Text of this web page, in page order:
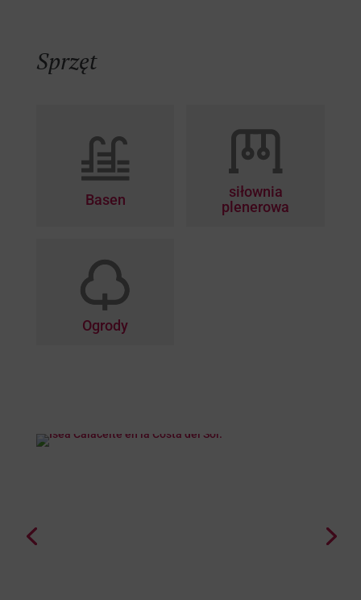
Sprzęt
Basen
siłownia
plenerowa
Ogrody